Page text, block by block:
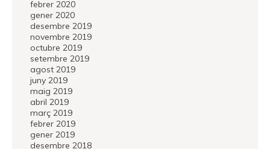
febrer 2020
gener 2020
desembre 2019
novembre 2019
octubre 2019
setembre 2019
agost 2019
juny 2019
maig 2019
abril 2019
març 2019
febrer 2019
gener 2019
desembre 2018